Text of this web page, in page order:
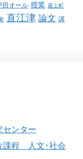
田オール 授業 最上町
直江津 論文 講
ンター
課程 人文･社会